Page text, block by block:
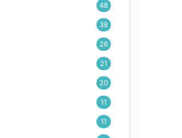
48
38
26
21
20
11
11